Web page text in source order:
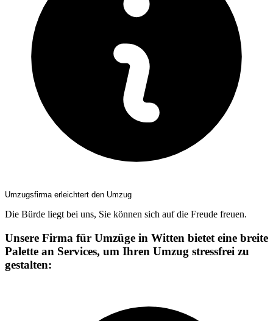
Umzugsfirma erleichtert den Umzug
Die Bürde liegt bei uns, Sie können sich auf die Freude freuen.
Unsere Firma für Umzüge in Witten bietet eine breite
Palette an Services, um Ihren Umzug stressfrei zu
gestalten: